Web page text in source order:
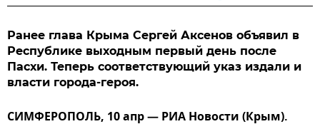
Ранее глава Крыма Сергей Аксенов объявил в
Республике выходным первый день после
Пасхи. Теперь соответствующий указ издали и
власти города-героя.
СИМФЕРОПОЛЬ, 10 апр — РИА Новости (Крым).